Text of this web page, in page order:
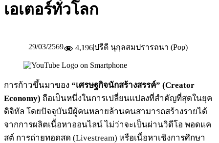
เอเตอร์ทั่วโลก
29/03/2569 4,196|ปรีดี นุกุลสมปรารถนา (Pop)
การก้าวขึ้นมาของ “เศรษฐกิจนักสร้างสรรค์” (Creator
Economy) ถือเป็นหนึ่งในการเปลี่ยนแปลงที่สำคัญที่สุดในยุค
ดิจิทัล โดยปัจจุบันมีผู้คนหลายล้านคนสามารถสร้างรายได้
จากการผลิตเนื้อหาออนไลน์ ไม่ว่าจะเป็นผ่านวิดีโอ พอดแค
สต์ การถ่ายทอดสด (Livestream) หรือเนื้อหาเชิงการศึกษา